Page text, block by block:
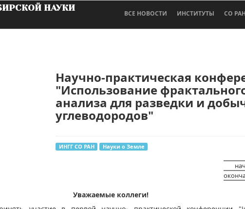
НАУКИ
ВСЕ НОВОСТИ ИНСТИТУТЫ СО РАН
Научно-практическая
"Использование
анализа для разведки и
углеводородов"
ИНГГ СО РАН Науки о Земле
​Уважаемые коллеги!